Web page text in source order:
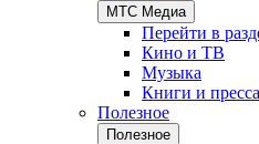
МТС Медиа
Перейти в
Кино и ТВ
Музыка
Книги и пресса
Полезное
Полезное